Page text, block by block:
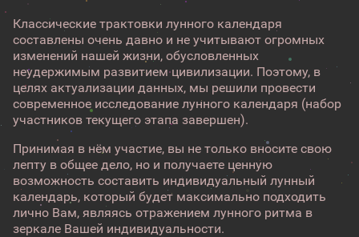
Классические трактовки лунного календаря
составлены очень давно и не учитывают огромных
изменений нашей жизни, обусловленных
неудержимым развитием цивилизации. Поэтому, в
целях актуализации данных, мы решили провести
современное исследование лунного календаря (набор
участников текущего этапа завершен).
Принимая в нём участие, вы не только вносите свою
лепту в общее дело, но и получаете ценную
возможность составить индивидуальный лунный
календарь, который будет максимально подходить
лично Вам, являясь отражением лунного ритма в
зеркале Вашей индивидуальности.